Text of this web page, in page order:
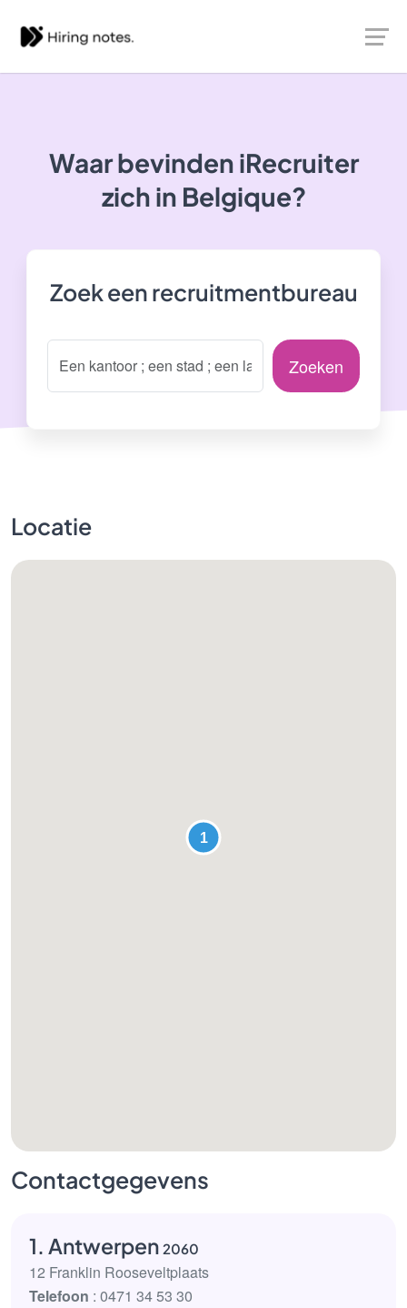
Waar bevinden iRecruiter
zich in Belgique?
Zoek een recruitmentbureau
Zoeken
Locatie
Contactgegevens
1. Antwerpen 2060
12 Franklin Rooseveltplaats
Telefoon : 0471 34 53 30